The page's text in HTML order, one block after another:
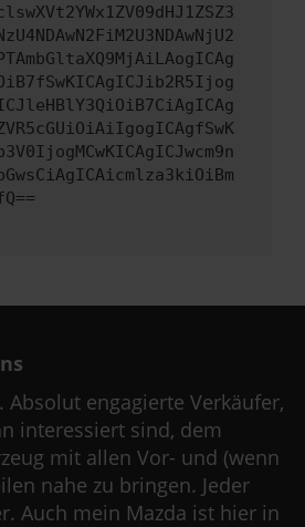
Absolut engagierte Verkäufer,
interessiert sind, dem
mit allen Vor- und (wenn
nahe zu bringen. Jeder
Auch mein Mazda ist hier in